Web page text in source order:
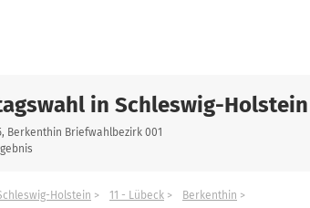
in Schleswig-Holstein
Berkenthin Briefwahlbezirk 001
Holstein 11 - Lübeck Berkenthin